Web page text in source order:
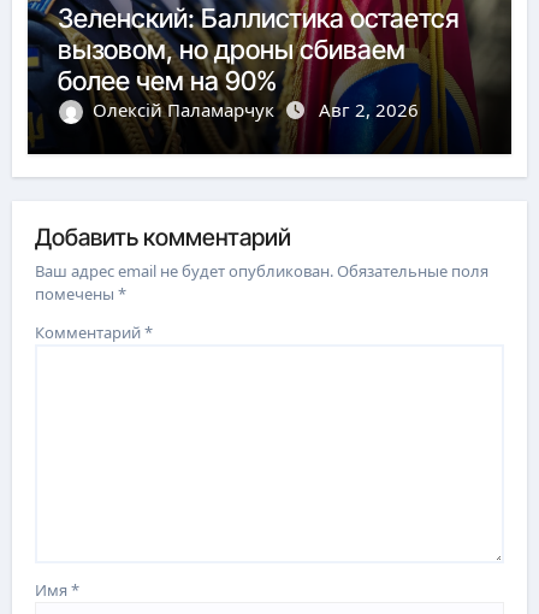
Зеленский: Баллистика остается
вызовом, но дроны сбиваем
более чем на 90%
Олексій Паламарчук Авг 2, 2026
Добавить комментарий
Ваш адрес email не будет опубликован.Обязательные поля
помечены*
Комментарий*
Имя*